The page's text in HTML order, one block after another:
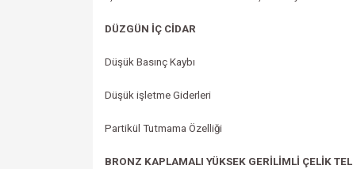
DÜZGÜN İÇ CİDAR
Düşük Basınç Kaybı
Düşük işletme Giderleri
Partikül Tutmama Özelliği
BRONZ KAPLAMALI YÜKSEK GERİLİMLİ ÇELİK TEL